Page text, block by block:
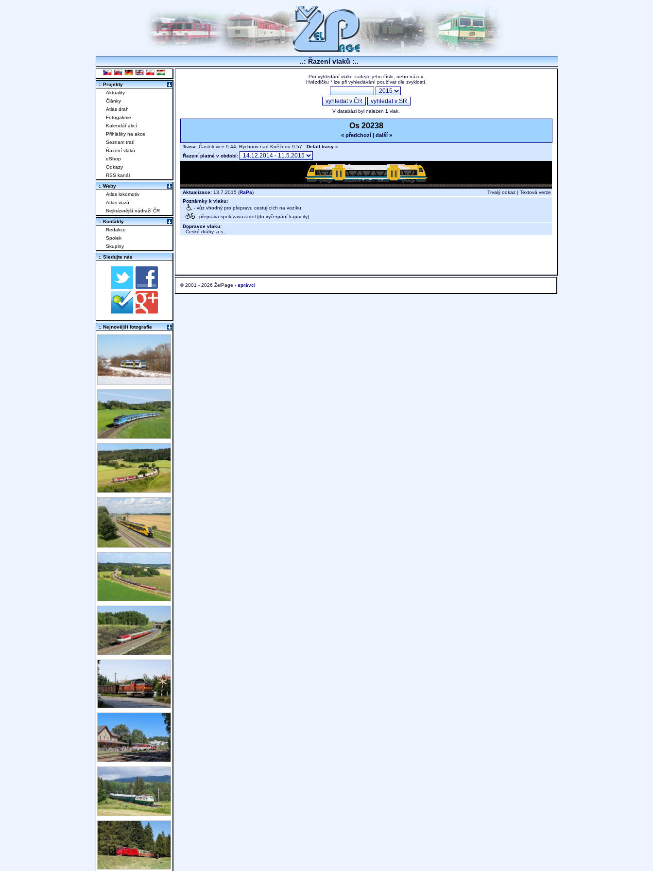
..: Řazení vlaků :..
Pro vyhledání vlaku zadejte jeho číslo, nebo název.
Hvězdičku * lze při vyhledávání používat dle zvyklostí.
V databázi byl nalezen 1 vlak.
Os 20238
« předchozí| další »
Trasa: Častolovice 9.44, Rychnov nad Kněžnou 9.57 Detail trasy »
Řazení platné v období:
Aktualizace: 13.7.2015 (RaPa) Trvalý odkaz | Textová verze
Poznámky k vlaku:
- vůz vhodný pro přepravu cestujících na vozíku
- přeprava spoluzavazadel (do vyčerpání kapacity)
Dopravce vlaku:
České dráhy, a.s. ;
© 2001 - 2026 ŽelPage - správci
:. Projekty
Aktuality
Články
Atlas drah
Fotogalerie
Kalendář akcí
Přihlášky na akce
Seznam tratí
Řazení vlaků
eShop
Odkazy
RSS kanál
:. Weby
Atlas lokomotiv
Atlas vozů
Nejkrásnější nádraží ČR
:. Kontakty
Redakce
Spolek
Skupiny
:. Sledujte nás
:. Nejnovější fotografie